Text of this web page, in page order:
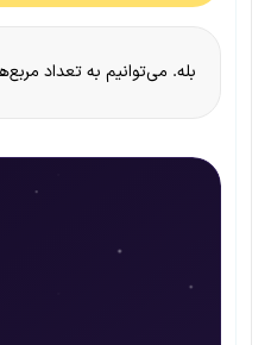
بله. می‌توانیم به تعداد مربع‌ها نگاه کنیم. شکل اول ۴ مربع، شکل دوم ۷ مربع و